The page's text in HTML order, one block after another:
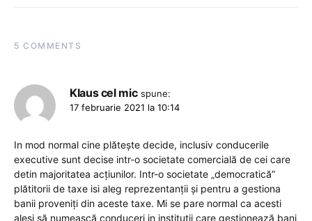
5 COMMENTS
Klaus cel mic spune:
17 februarie 2021 la 10:14
In mod normal cine plătește decide, inclusiv conducerile
executive sunt decise intr-o societate comercială de cei care
detin majoritatea acțiunilor. Intr-o societate „democratică”
plătitorii de taxe isi aleg reprezentanții și pentru a gestiona
banii proveniți din aceste taxe. Mi se pare normal ca acesti
aleși să numească conduceri in institutii care gestionează bani